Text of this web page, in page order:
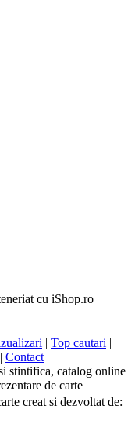
cu iShop.ro
| Top cautari |
| Contact
stintifica, catalog online
de carte
creat si dezvoltat de: